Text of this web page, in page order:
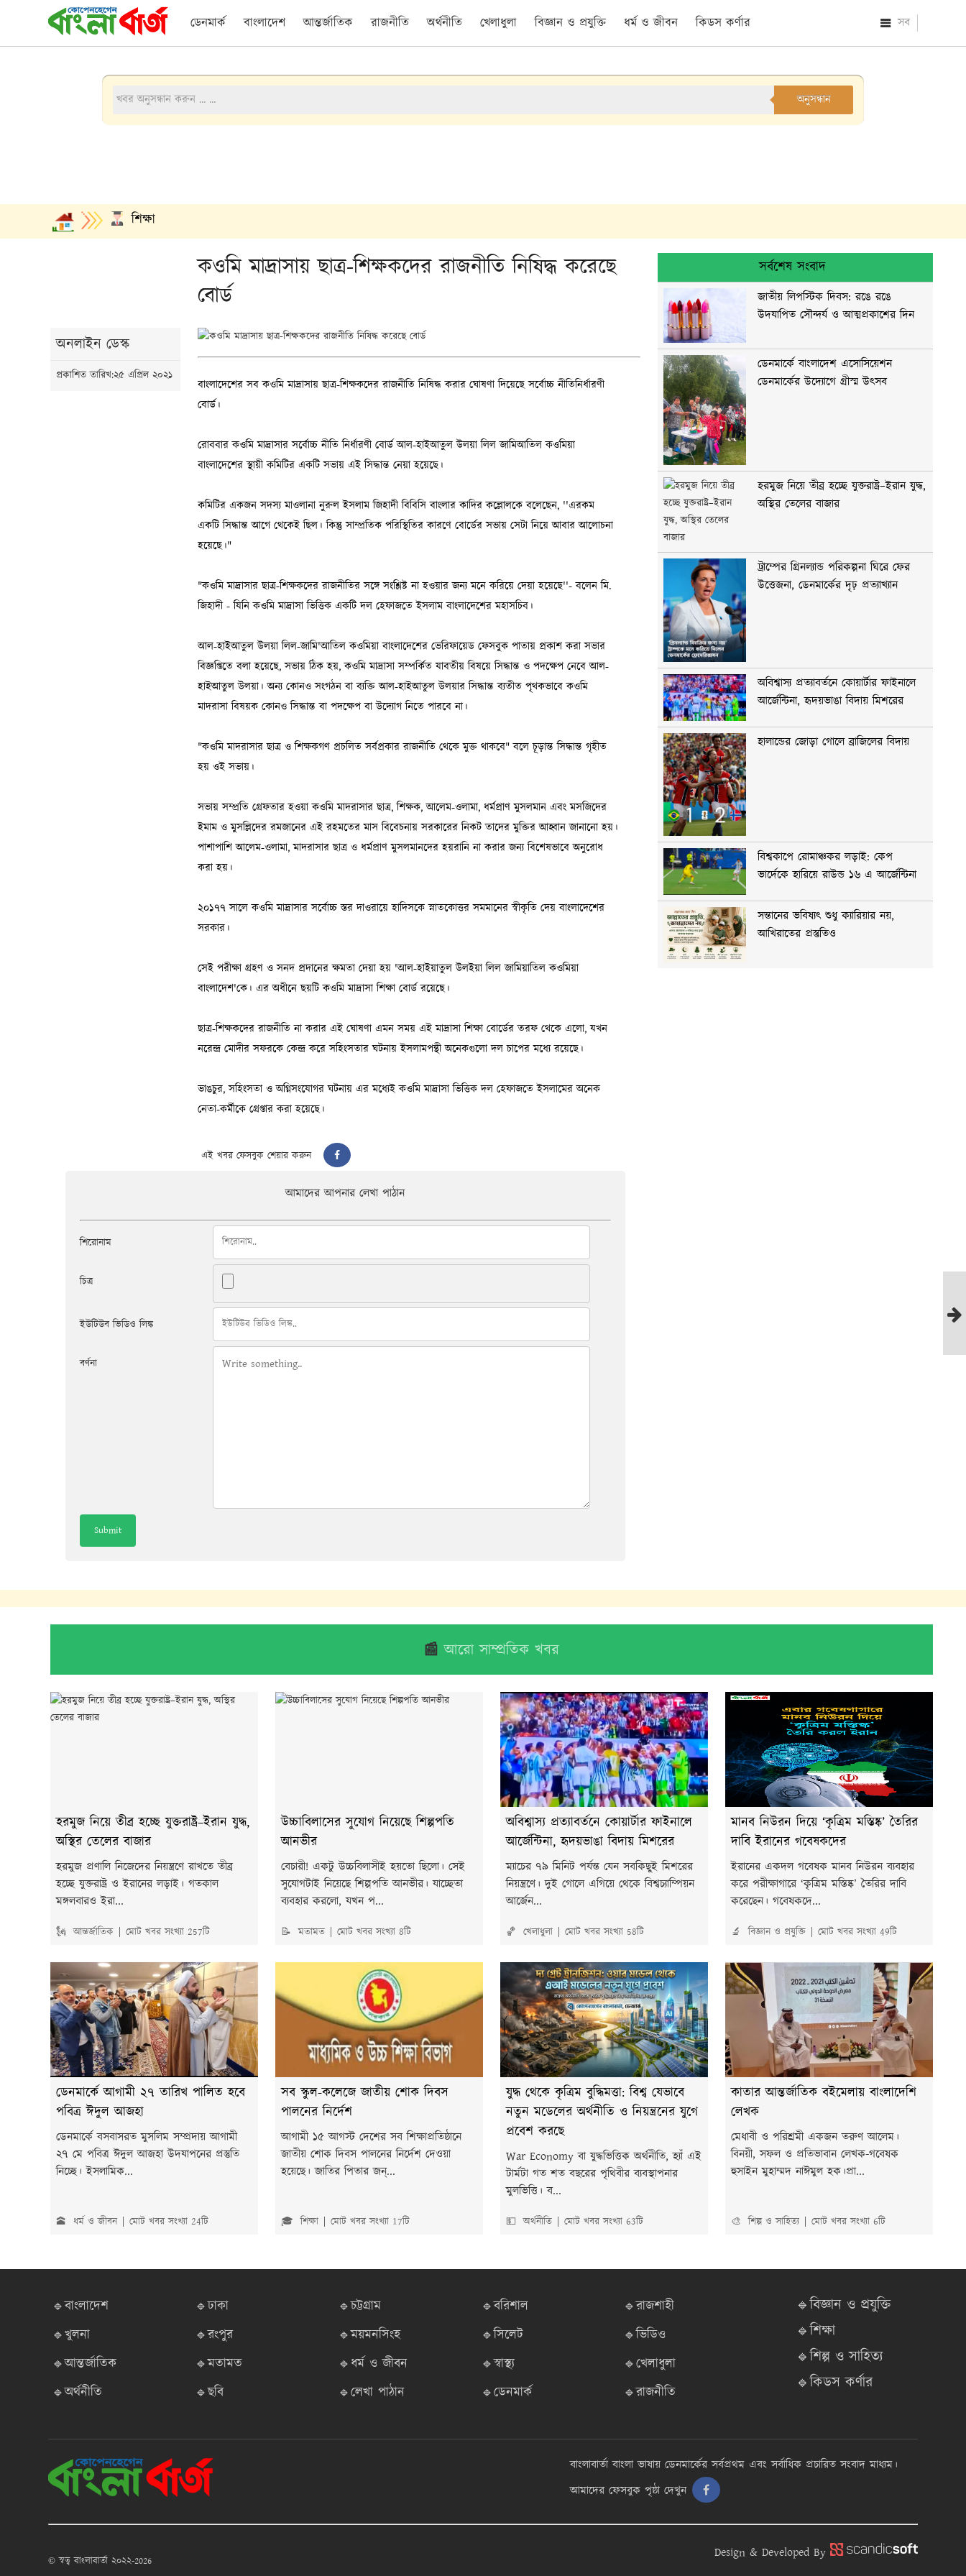
সব
ডেনমার্ক বাংলাদেশ আন্তর্জাতিক রাজনীতি অর্থনীতি খেলাধুলা বিজ্ঞান ও প্রযুক্তি ধর্ম ও জীবন কিডস কর্ণার
অনুসন্ধান
শিক্ষা
কওমি মাদ্রাসায় ছাত্র-শিক্ষকদের রাজনীতি নিষিদ্ধ করেছে
বোর্ড
অনলাইন ডেস্ক
প্রকাশিত তারিখ:২৫ এপ্রিল ২০২১
এই খবর ফেসবুক শেয়ার করুন
আমাদের আপনার লেখা পাঠান
শিরোনাম
চিত্র
ইউটিউব ভিডিও লিঙ্ক
বর্ণনা
সর্বশেষ সংবাদ
জাতীয় লিপস্টিক দিবস: রঙে রঙে
উদযাপিত সৌন্দর্য ও আত্মপ্রকাশের দিন
ডেনমার্কে বাংলাদেশ এসোসিয়েশন
ডেনমার্কের উদ্যোগে গ্রীস্ম উৎসব
হরমুজ নিয়ে তীব্র হচ্ছে যুক্তরাষ্ট্র–ইরান যুদ্ধ,
অস্থির তেলের বাজার
ট্রাম্পের গ্রিনল্যান্ড পরিকল্পনা ঘিরে ফের
উত্তেজনা, ডেনমার্কের দৃঢ় প্রত্যাখ্যান
অবিশ্বাস্য প্রত্যাবর্তনে কোয়ার্টার ফাইনালে
আর্জেন্টিনা, হৃদয়ভাঙা বিদায় মিশরের
হালান্ডের জোড়া গোলে ব্রাজিলের বিদায়
বিশ্বকাপে রোমাঞ্চকর লড়াই: কেপ
ভার্দেকে হারিয়ে রাউন্ড ১৬ এ আর্জেন্টিনা
সন্তানের ভবিষ্যৎ শুধু ক্যারিয়ার নয়,
আখিরাতের প্রস্তুতিও
📰আরো সাম্প্রতিক খবর
হরমুজ নিয়ে তীব্র হচ্ছে যুক্তরাষ্ট্র–ইরান যুদ্ধ,
অস্থির তেলের বাজার
হরমুজ প্রণালি নিজেদের নিয়ন্ত্রণে রাখতে তীব্র
হচ্ছে যুক্তরাষ্ট্র ও ইরানের লড়াই। গতকাল
মঙ্গলবারও ইরা...
🗽 আন্তর্জাতিক মোট খবর সংখ্যা 257টি
উচ্চাবিলাসের সুযোগ নিয়েছে শিল্পপতি
আনভীর
বেচারী! একটু উচ্চবিলাসীই হয়তো ছিলো। সেই
সুযোগটাই নিয়েছে শিল্পপতি আনভীর। যাচ্ছেতা
ব্যবহার করলো, যখন প...
📝 মতামত মোট খবর সংখ্যা 8টি
অবিশ্বাস্য প্রত্যাবর্তনে কোয়ার্টার ফাইনালে
আর্জেন্টিনা, হৃদয়ভাঙা বিদায় মিশরের
ম্যাচের ৭৯ মিনিট পর্যন্ত যেন সবকিছুই মিশরের
নিয়ন্ত্রণে। দুই গোলে এগিয়ে থেকে বিশ্বচ্যাম্পিয়ন
আর্জেন...
🏀 খেলাধুলা মোট খবর সংখ্যা 58টি
মানব নিউরন দিয়ে ‘কৃত্রিম মস্তিষ্ক’ তৈরির
দাবি ইরানের গবেষকদের
ইরানের একদল গবেষক মানব নিউরন ব্যবহার
করে পরীক্ষাগারে ‘কৃত্রিম মস্তিষ্ক’ তৈরির দাবি
করেছেন। গবেষকদে...
🔬 বিজ্ঞান ও প্রযুক্তি মোট খবর সংখ্যা 49টি
ডেনমার্কে আগামী ২৭ তারিখ পালিত হবে
পবিত্র ঈদুল আজহা
ডেনমার্কে বসবাসরত মুসলিম সম্প্রদায় আগামী
২৭ মে পবিত্র ঈদুল আজহা উদযাপনের প্রস্তুতি
নিচ্ছে। ইসলামিক...
🕋 ধর্ম ও জীবন মোট খবর সংখ্যা 24টি
সব স্কুল-কলেজে জাতীয় শোক দিবস
পালনের নির্দেশ
আগামী ১৫ আগস্ট দেশের সব শিক্ষাপ্রতিষ্ঠানে
জাতীয় শোক দিবস পালনের নির্দেশ দেওয়া
হয়েছে। জাতির পিতার জন্...
🎓 শিক্ষা মোট খবর সংখ্যা 17টি
যুদ্ধ থেকে কৃত্রিম বুদ্ধিমত্তা: বিশ্ব যেভাবে
নতুন মডেলের অর্থনীতি ও নিয়ন্ত্রনের যুগে
প্রবেশ করছে
War Economy বা যুদ্ধভিত্তিক অর্থনীতি, হ্যাঁ এই
টার্মটা গত শত বছরের পৃথিবীর ব্যবস্থাপনার
মুলভিত্তি। ব...
💵 অর্থনীতি মোট খবর সংখ্যা 63টি
কাতার আন্তর্জাতিক বইমেলায় বাংলাদেশি
লেখক
মেধাবী ও পরিশ্রমী একজন তরুণ আলেম।
বিনয়ী, সফল ও প্রতিভাবান লেখক-গবেষক
হুসাইন মুহাম্মদ নাঈমুল হক।প্রা...
🎨 শিল্প ও সাহিত্য মোট খবর সংখ্যা 6টি
🔹বাংলাদেশ 🔹ঢাকা 🔹চট্টগ্রাম 🔹বরিশাল
🔹রাজশাহী
🔹খুলনা
🔹রংপুর 🔹ময়মনসিংহ 🔹সিলেট
🔹ভিডিও
🔹আন্তর্জাতিক
🔹মতামত 🔹ধর্ম ও জীবন 🔹স্বাস্থ্য
🔹খেলাধুলা
🔹অর্থনীতি
🔹ছবি 🔹লেখা পাঠান 🔹ডেনমার্ক 🔹রাজনীতি
🔹বিজ্ঞান ও প্রযুক্তি
🔹শিক্ষা
🔹শিল্প ও সাহিত্য
🔹কিডস কর্ণার
বাংলাবার্তা বাংলা ভাষায় ডেনমার্কের সর্বপ্রথম এবং সর্বাধিক প্রচারিত সংবাদ মাধ্যম।
আমাদের ফেসবুক পৃষ্ঠা দেখুন
© স্বত্ব বাংলাবার্তা ২০২২-2026
Design & Developed By